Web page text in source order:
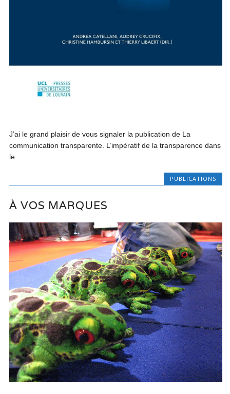
J’ai le grand plaisir de vous signaler la publication de La
communication transparente. L’impératif de la transparence dans
le...
PUBLICATIONS
À VOS MARQUES